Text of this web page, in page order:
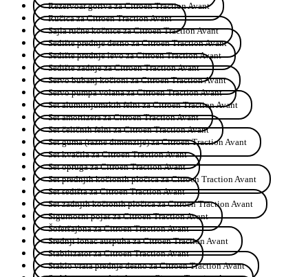
Rezervoar goriva za Citroen Traction Avant
Ručica za Citroen Traction Avant
Sajla ručne kočnice za Citroen Traction Avant
Sedište prednje desno za Citroen Traction Avant
Sedište prednje levo za Citroen Traction Avant
Sedište zadnje za Citroen Traction Avant
Servo bubanj kočioni za Citroen Traction Avant
Servo pumpa volana za Citroen Traction Avant
Set aluminijumskih felni za Citroen Traction Avant
Set amortizera za Citroen Traction Avant
Set čeličnih felni za Citroen Traction Avant
Set guma (razne dimenzije) za Citroen Traction Avant
Set kvačila za Citroen Traction Avant
Set opruga za Citroen Traction Avant
Set prednjih kočionih pločica za Citroen Traction Avant
Set sedišta za Citroen Traction Avant
Set zadnjih kočionih pločica za Citroen Traction Avant
Sigurnosni pojas za Citroen Traction Avant
Šoferšajbna za Citroen Traction Avant
Srednji lonac auspuha za Citroen Traction Avant
Stabilizator za Citroen Traction Avant
Staklo vrata prednje desno za Citroen Traction Avant